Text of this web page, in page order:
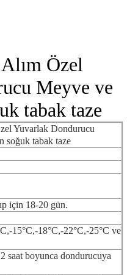
Özel
Meyve ve
tabak taze
Yuvarlak Dondurucu
soğuk tabak taze
için 18-20 gün.
15°C,-18°C,-22°C,-25°C ve
saat boyunca dondurucuya